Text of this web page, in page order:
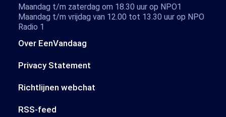
Over EenVandaag
Privacy Statement
Richtlijnen webchat
RSS-feed
Maandag t/m zaterdag om 18.30 uur op NPO1
Maandag t/m vrijdag van 12.00 tot 13.30 uur op NPO
Radio 1